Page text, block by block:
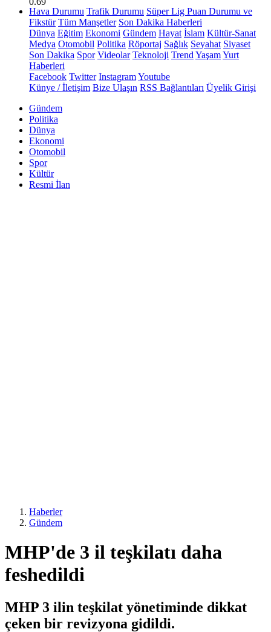
Hava Durumu Trafik Durumu Süper Lig Puan Durumu ve
Fikstür Tüm Manşetler Son Dakika Haberleri
Dünya Eğitim Ekonomi Gündem Hayat İslam Kültür-Sanat
Medya Otomobil Politika Röportaj Sağlık Seyahat Siyaset
Son Dakika Spor Videolar Teknoloji Trend YaşamYurt
Haberleri
Facebook Twitter InstagramYoutube
Künye / İletişim Bize Ulaşın RSS Bağlantıları Üyelik Girişi
Gündem
Politika
Dünya
Ekonomi
Otomobil
Spor
Kültür
Resmi İlan
Haberler
Gündem
MHP'de 3 il teşkilatı daha
feshedildi
MHP 3 ilin teşkilat yönetiminde dikkat
çeken bir revizyona gidildi.